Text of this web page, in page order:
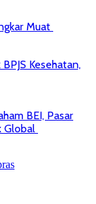
Muat
Kesehatan,
BEI, Pasar
Global